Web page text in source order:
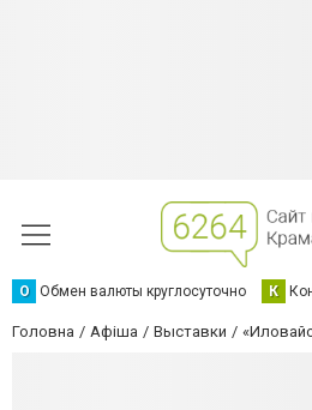
О Обмен валюты круглосуточно К
Головна Афіша Выставки